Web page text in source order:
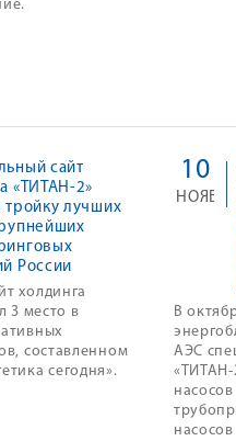
сайт
«ТИТАН-2»
тройку лучших
России
холдинга
3 место в
составленном
сегодня».
10
НОЯБ
В
АЭС
«ТИТАН-